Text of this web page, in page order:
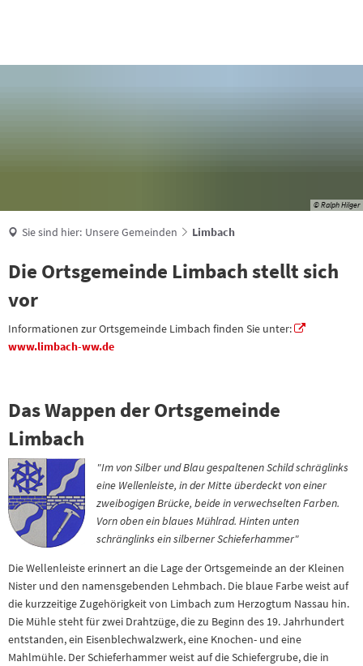
© Ralph Hilger
Sie sind hier: Unsere Gemeinden Limbach
Die Ortsgemeinde Limbach stellt sich
vor
Informationen zur Ortsgemeinde Limbach finden Sie unter:
www.limbach-ww.de
Das Wappen der Ortsgemeinde
Limbach
"Im von Silber und Blau gespaltenen Schild schräglinks
eine Wellenleiste, in der Mitte überdeckt von einer
zweibogigen Brücke, beide in verwechselten Farben.
Vorn oben ein blaues Mühlrad. Hinten unten
schränglinks ein silberner Schieferhammer"
Die Wellenleiste erinnert an die Lage der Ortsgemeinde an der Kleinen
Nister und den namensgebenden Lehmbach. Die blaue Farbe weist auf
die kurzzeitige Zugehörigkeit von Limbach zum Herzogtum Nassau hin.
Die Mühle steht für zwei Drahtzüge, die zu Beginn des 19. Jahrhundert
entstanden, ein Eisenblechwalzwerk, eine Knochen- und eine
Mahlmühle. Der Schieferhammer weist auf die Schiefergrube, die in